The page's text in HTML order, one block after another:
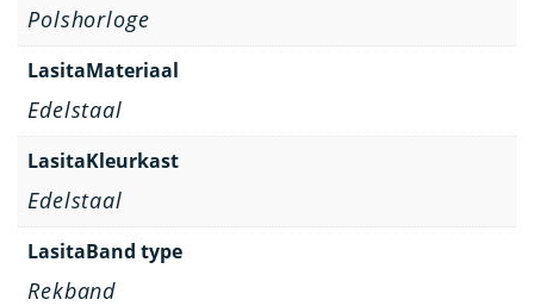
Polshorloge
LasitaMateriaal
Edelstaal
LasitaKleurkast
Edelstaal
LasitaBand type
Rekband